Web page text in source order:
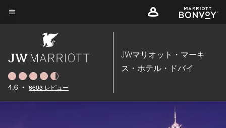
Skip
4.6 • 6603 レビュー
JWマリオット・マーキ
ス・ホテル・ドバイ